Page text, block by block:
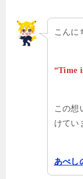
こんに
“Time
この想
けてい
あべし